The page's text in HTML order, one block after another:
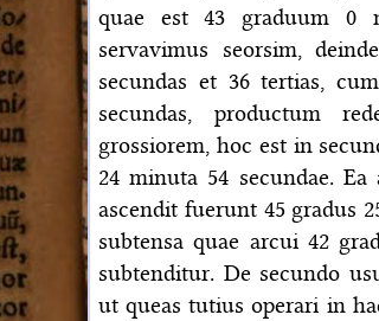
quae est 43 graduum 0
servavimus seorsim,
secundas et 36 tertias,
secundas, productum
grossiorem, hoc est in
24 minuta 54 secundae.
ascendit fuerunt 45 gradus
subtensa quae arcui 42
subtenditur. De secundo
ut queas tutius operari in